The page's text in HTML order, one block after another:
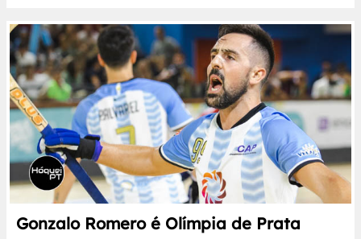
Gonzalo Romero é Olímpia de Prata